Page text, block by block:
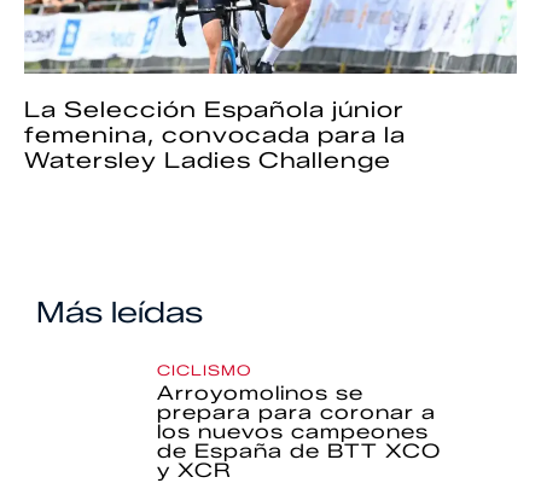
La Selección Española júnior
femenina, convocada para la
Watersley Ladies Challenge
Más leídas
CICLISMO
Arroyomolinos se
prepara para coronar a
los nuevos campeones
de España de BTT XCO
y XCR